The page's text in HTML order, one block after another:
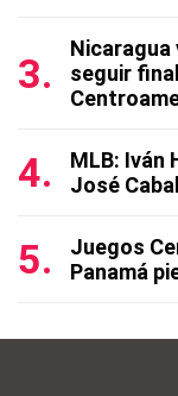
Nicaragua
seguir
MLB: Iván
José
Juegos
Panamá